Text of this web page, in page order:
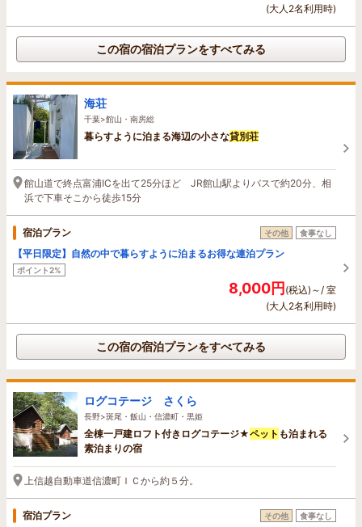
(大人2名利用時)
この宿の宿泊プランをすべてみる
海荘
千葉>館山・南房総
暮らすように泊まる海辺の小さな貸別荘
館山道で終点富浦ICを出て25分ほど JR館山駅よりバスで約20分、相
浜で下車そこから徒歩15分
宿泊プラン その他 食事なし
【平日限定】自然の中で暮らすように泊まるお得な連泊プラン
ポイント2%
8,000円(税込)～/ 室
(大人2名利用時)
この宿の宿泊プランをすべてみる
ログコテージ さくら
長野>斑尾・飯山・信濃町・黒姫
全棟一戸建ロフト付きログコテージ★ペット も泊まれる
素泊まりの宿
上信越自動車道信濃町ＩＣから約５分。
宿泊プラン その他 食事なし